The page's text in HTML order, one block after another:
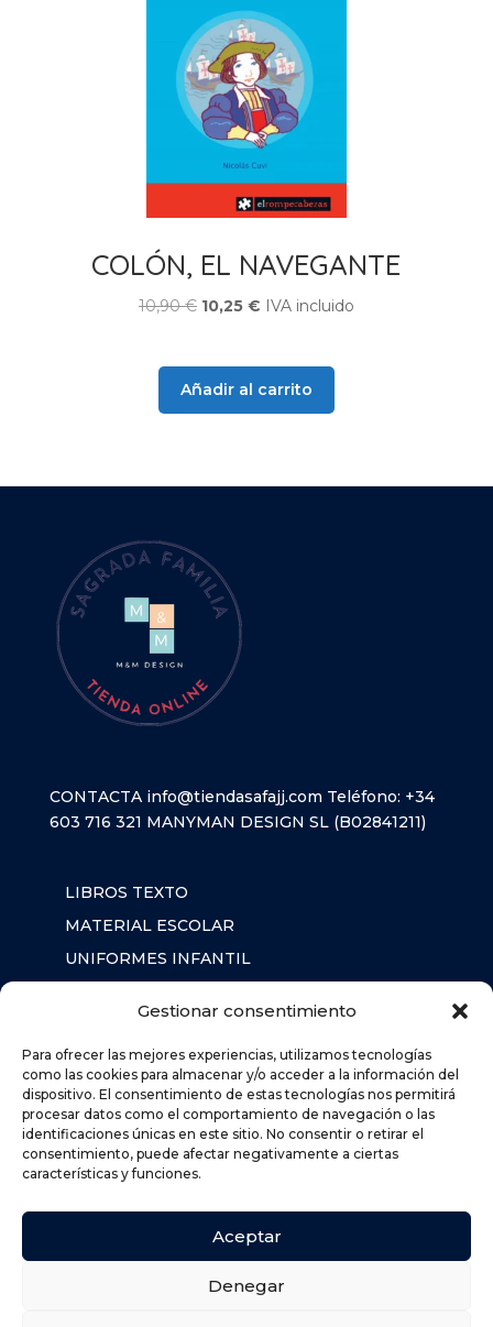
Gestionar consentimiento
Para ofrecer las mejores experiencias, utilizamos tecnologías
como las cookies para almacenar y/o acceder a la información del
dispositivo. El consentimiento de estas tecnologías nos permitirá
procesar datos como el comportamiento de navegación o las
identificaciones únicas en este sitio. No consentir o retirar el
consentimiento, puede afectar negativamente a ciertas
características y funciones.
Aceptar
Denegar
COLÓN, EL NAVEGANTE
10,90€ El
era:
10,25 €ElIVA incluido
Añadir al carrito
CONTACTA info@tiendasafajj.com Teléfono: +34
603 716 321 MANYMAN DESIGN SL (B02841211)
LIBROS TEXTO
MATERIAL ESCOLAR
UNIFORMES INFANTIL
AVISO LEGAL
POLÍTICA DE PRIVACIDAD
POLÍTICA DE COOKIES (UE)
POLÍTICA DE ENVÍOS